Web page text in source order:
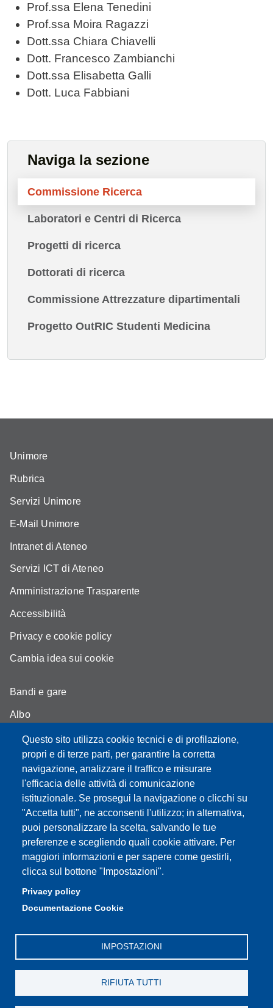
Prof.ssa Elena Tenedini
Prof.ssa Moira Ragazzi
Dott.ssa Chiara Chiavelli
Dott. Francesco Zambianchi
Dott.ssa Elisabetta Galli
Dott. Luca Fabbiani
Naviga la sezione
Commissione Ricerca
Laboratori e Centri di Ricerca
Progetti di ricerca
Dottorati di ricerca
Commissione Attrezzature dipartimentali
Progetto OutRIC Studenti Medicina
Questo sito utilizza cookie tecnici e di profilazione,
propri e di terze parti, per garantire la corretta
navigazione, analizzare il traffico e misurare
l'efficacia delle attività di comunicazione
istituzionale. Se prosegui la navigazione o clicchi su
"Accetta tutti", ne acconsenti l'utilizzo; in alternativa,
puoi personalizzare la scelta, salvando le tue
preferenze e scegliendo quali cookie attivare. Per
maggiori informazioni e per sapere come gestirli,
clicca sul bottone "Impostazioni".
Privacy policy
Documentazione Cookie
IMPOSTAZIONI
RIFIUTA TUTTI
Unimore
Rubrica
Servizi Unimore
E-Mail Unimore
Intranet di Ateneo
Servizi ICT di Ateneo
Amministrazione Trasparente
Accessibilità
Privacy e cookie policy
Cambia idea sui cookie
Bandi e gare
Albo
Moodle - didattica online
Mappa del sito
Partita IVA: 00427620364
Dipartimento di Scienze
Mediche e Chirurgiche, Materno – Infantili e dell’Adulto
Sede: Via del Pozzo 71 - 41124 Modena
PEC: dipsmechimai@pec.unimore.it
Tel: 059 4223028